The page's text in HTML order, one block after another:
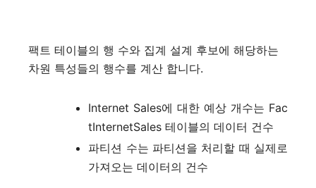
팩트 테이블의 행 수와 집계 설계 후보에 해당하는
차원 특성들의 행수를 계산 합니다.
Internet Sales에 대한 예상 개수는 Fac
tInternetSales 테이블의 데이터 건수
파티션 수는 파티션을 처리할 때 실제로
가져오는 데이터의 건수